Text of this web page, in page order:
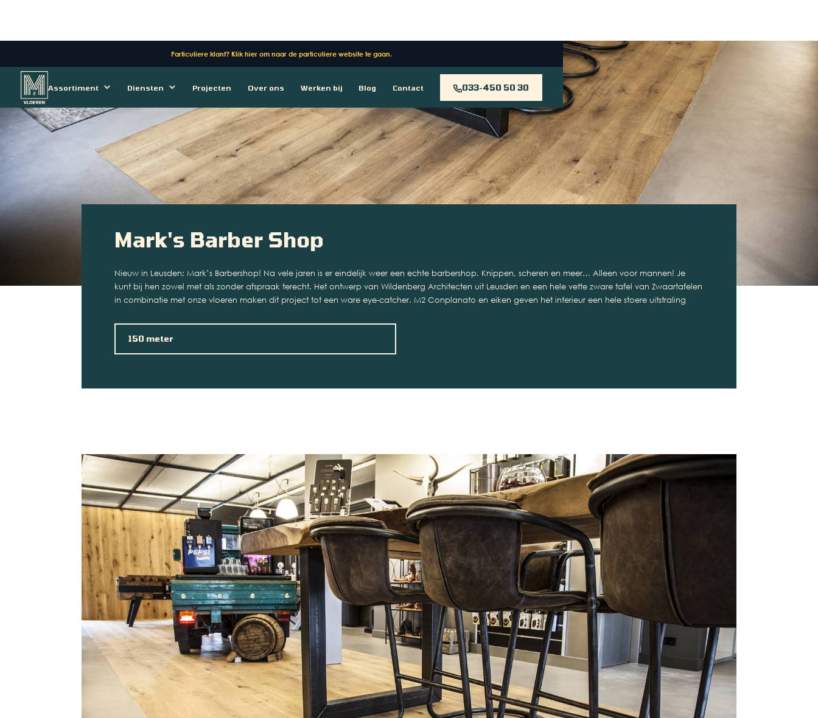
Particuliere klant? Klik hier om naar de particuliere website te gaan.
Assortiment Diensten Projecten Over ons Werken bij Blog Contact 033-450 50 30
Mark's Barber Shop
Nieuw in Leusden: Mark’s Barbershop! Na vele jaren is er eindelijk weer een echte barbershop. Knippen, scheren en meer… Alleen voor mannen! Je
kunt bij hen zowel met als zonder afspraak terecht. Het ontwerp van Wildenberg Architecten uit Leusden en een hele vette zware tafel van Zwaartafelen
in combinatie met onze vloeren maken dit project tot een ware eye-catcher. M2 Conplanato en eiken geven het interieur een hele stoere uitstraling
150 meter